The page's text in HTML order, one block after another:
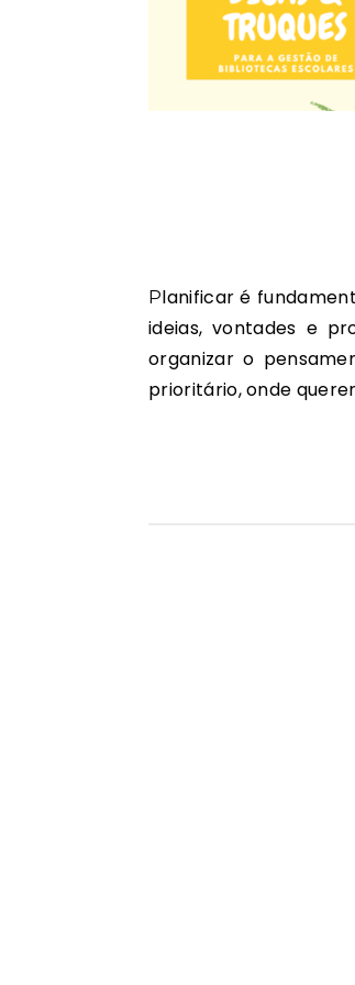
Planificar é fundamental. No início do ano letivo, a biblioteca escolar tem diante de si muitas
ideias, vontades e
organizar o
prioritário, onde